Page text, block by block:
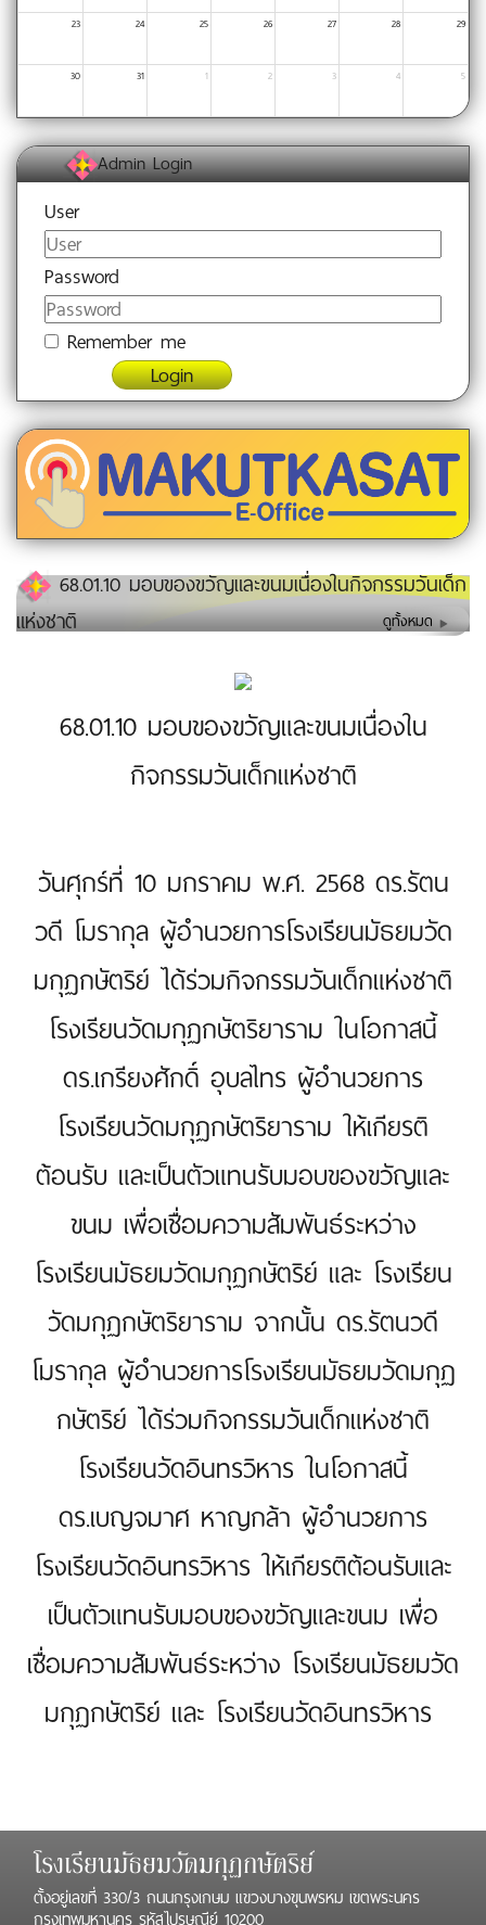
23 24 25 26 27 28 29
30 31 1 2 3 4 5
Admin Login
User
Password
Remember me
Login
68.01.10 มอบของขวัญและขนมเนื่องในกิจกรรมวันเด็ก
แห่งชาติ
ดูทั้งหมด
68.01.10 มอบของขวัญและขนมเนื่องใน
กิจกรรมวันเด็กแห่งชาติ
วันศุกร์ที่ 10 มกราคม พ.ศ. 2568 ดร.รัตน
วดี โมรากุล ผู้อำนวยการโรงเรียนมัธยมวัด
มกุฏกษัตริย์ ได้ร่วมกิจกรรมวันเด็กแห่งชาติ
โรงเรียนวัดมกุฏกษัตริยาราม ในโอกาสนี้
ดร.เกรียงศักดิ์ อุบลไทร ผู้อำนวยการ
โรงเรียนวัดมกุฏกษัตริยาราม ให้เกียรติ
ต้อนรับ และเป็นตัวแทนรับมอบของขวัญและ
ขนม เพื่อเชื่อมความสัมพันธ์ระหว่าง
โรงเรียนมัธยมวัดมกุฏกษัตริย์ และ โรงเรียน
วัดมกุฏกษัตริยาราม จากนั้น ดร.รัตนวดี
โมรากุล ผู้อำนวยการโรงเรียนมัธยมวัดมกุฏ
กษัตริย์ ได้ร่วมกิจกรรมวันเด็กแห่งชาติ
โรงเรียนวัดอินทรวิหาร ในโอกาสนี้
ดร.เบญจมาศ หาญกล้า ผู้อำนวยการ
โรงเรียนวัดอินทรวิหาร ให้เกียรติต้อนรับและ
เป็นตัวแทนรับมอบของขวัญและขนม เพื่อ
เชื่อมความสัมพันธ์ระหว่าง โรงเรียนมัธยมวัด
มกุฏกษัตริย์ และ โรงเรียนวัดอินทรวิหาร
โรงเรียนมัธยมวัดมกุฏกษัตริย์
ตั้งอยู่เลขที่ 330/3 ถนนกรุงเกษม แขวงบางขุนพรหม เขตพระนคร